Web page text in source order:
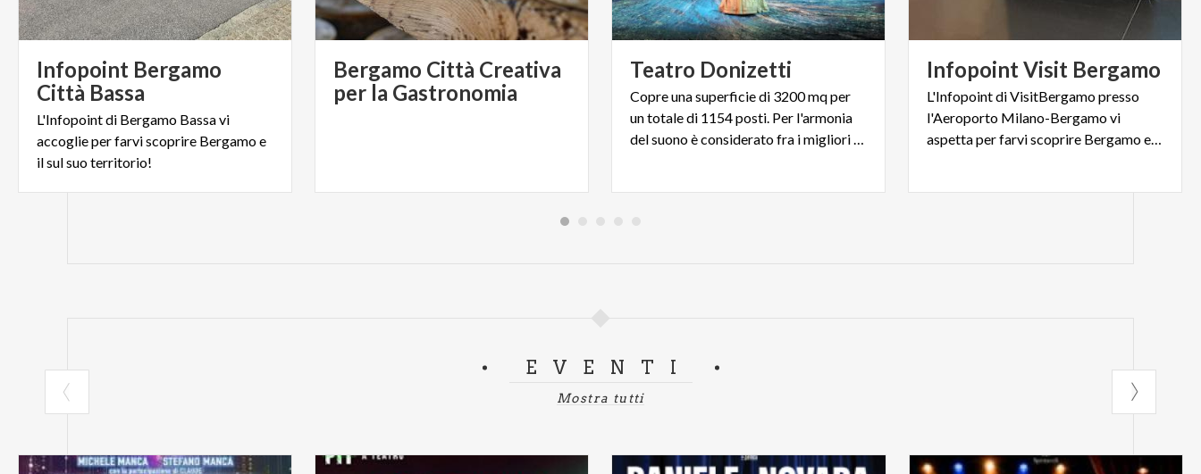
BEYOND THE MOON – Chapter 1
Il nuovo standard dei live show ispirati ai Pink Floyd in Europa.
Infopoint Bergamo
Città Bassa
L'Infopoint di Bergamo Bassa vi
accoglie per farvi scoprire Bergamo e
il sul suo territorio!
Bergamo Città Creativa
per la Gastronomia
Teatro Donizetti
Copre una superficie di 3200 mq per
un totale di 1154 posti. Per l'armonia
del suono è considerato fra i migliori d'Italia.
InfopointVisit Bergamo
L'Infopoint di VisitBergamo presso
l'Aeroporto Milano-Bergamo vi
aspetta per farvi scoprire Bergamo e il suo territorio!
EVENTI
Mostra tutti